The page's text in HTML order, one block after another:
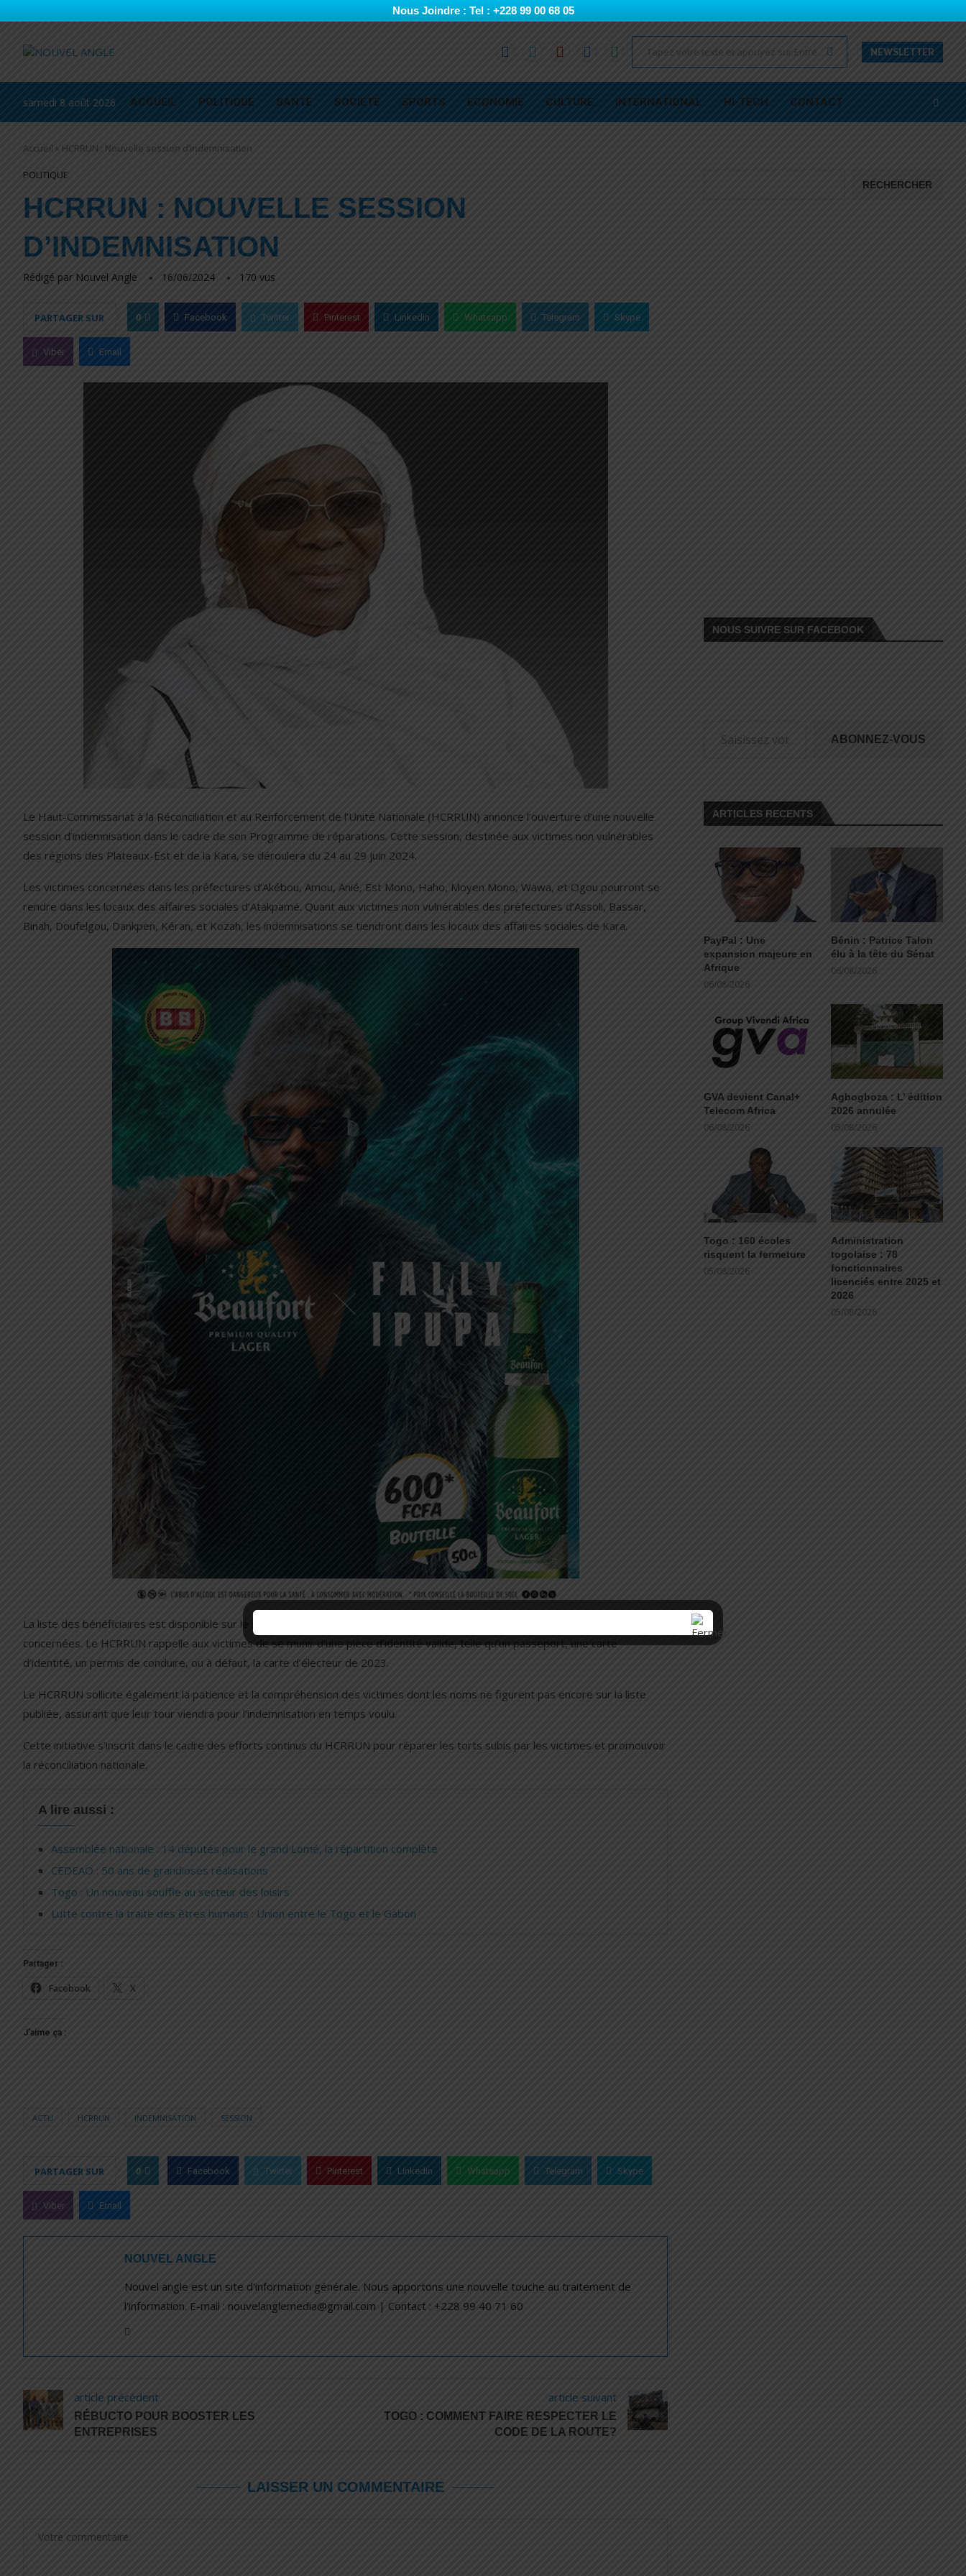
Nous Joindre : Tel : +228 99 00 68 05
NEWSLETTER
samedi 8 août 2026 ACCUEIL POLITIQUE SANTE SOCIETE SPORTS ECONOMIE CULTURE INTERNATIONAL HI-TECH CONTACT
Accueil » HCRRUN : Nouvelle session d’indemnisation
POLITIQUE
HCRRUN : NOUVELLE SESSION
D’INDEMNISATION
Rédigé par Nouvel Angle 16/06/2024 170 vus
PARTAGER SUR 0 Facebook Twitter Pinterest Linkedin Whatsapp Telegram Skype
Viber Email
Le Haut-Commissariat à la Réconciliation et au Renforcement de l’Unité Nationale (HCRRUN) annonce l’ouverture d’une nouvelle
session d’indemnisation dans le cadre de son Programme de réparations. Cette session, destinée aux victimes non vulnérables
des régions des Plateaux-Est et de la Kara, se déroulera du 24 au 29 juin 2024.
Les victimes concernées dans les préfectures d’Akébou, Amou, Anié, Est Mono, Haho, Moyen Mono, Wawa, et Ogou pourront se
rendre dans les locaux des affaires sociales d’Atakpamé. Quant aux victimes non vulnérables des préfectures d’Assoli, Bassar,
Binah, Doufelgou, Dankpen, Kéran, et Kozah, les indemnisations se tiendront dans les locaux des affaires sociales de Kara.
La liste des bénéficiaires est disponible sur le site web du HCRRUN et affichée dans les bureaux des préfectures et mairies
concernées. Le HCRRUN rappelle aux victimes de se munir d’une pièce d’identité valide, telle qu’un passeport, une carte
d’identité, un permis de conduire, ou à défaut, la carte d’électeur de 2023.
Le HCRRUN sollicite également la patience et la compréhension des victimes dont les noms ne figurent pas encore sur la liste
publiée, assurant que leur tour viendra pour l’indemnisation en temps voulu.
Cette initiative s’inscrit dans le cadre des efforts continus du HCRRUN pour réparer les torts subis par les victimes et promouvoir
la réconciliation nationale.
A lire aussi :
Assemblée nationale : 14 députés pour le grand Lomé, la répartition complète
CEDEAO : 50 ans de grandioses réalisations
Togo : Un nouveau souffle au secteur des loisirs
Lutte contre la traite des êtres humains : Union entre le Togo et le Gabon
Partager :
Facebook X
J’aime ça :
ACTU HCRRUN INDEMNISATION SESSION
PARTAGER SUR 0 Facebook Twitter Pinterest Linkedin Whatsapp Telegram Skype
Viber Email
NOUVEL ANGLE
Nouvel angle est un site d'information générale. Nous apportons une nouvelle touche au traitement de
l'information. E-mail : nouvelanglemedia@gmail.com | Contact : +228 99 40 71 60
article précédent
RÉBUCTO POUR BOOSTER LES
ENTREPRISES
article suivant
TOGO : COMMENT FAIRE RESPECTER LE
CODE DE LA ROUTE?
LAISSER UN COMMENTAIRE
RECHERCHER
NOUS SUIVRE SUR FACEBOOK
ABONNEZ-VOUS
ARTICLES RECENTS
PayPal : Une
expansion majeure en
Afrique
06/08/2026
Bénin : Patrice Talon
élu à la tête du Sénat
06/08/2026
GVA devient Canal+
Telecom Africa
06/08/2026
Agbogboza : L’ édition
2026 annulée
05/08/2026
Togo : 160 écoles
risquent la fermeture
05/08/2026
Administration
togolaise : 78
fonctionnaires
licenciés entre 2025 et
2026
05/08/2026